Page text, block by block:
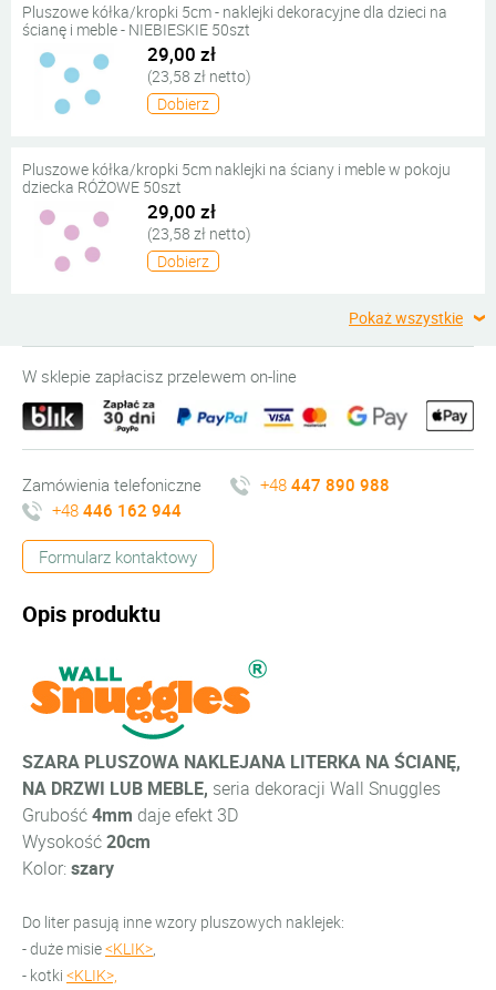
Pluszowe kółka/kropki 5cm - naklejki dekoracyjne dla dzieci na
ścianę i meble - NIEBIESKIE 50szt
29,00 zł
(23,58 zł netto)
Dobierz
Pluszowe kółka/kropki 5cm naklejki na ściany i meble w pokoju
dziecka RÓŻOWE 50szt
29,00 zł
(23,58 zł netto)
Dobierz
Pokaż wszystkie
W sklepie zapłacisz przelewem on-line
Zamówienia telefoniczne +48 447 890 988
+48 446 162 944
Formularz kontaktowy
Opis produktu
SZARA PLUSZOWA NAKLEJANA LITERKA NA ŚCIANĘ,
NA DRZWI LUB MEBLE, seria dekoracji Wall Snuggles
Grubość4mm daje efekt 3D
Wysokość20cm
Kolor:szary
Do liter pasują inne wzory pluszowych naklejek:
- duże misie<KLIK>,
- kotki <KLIK>,